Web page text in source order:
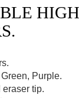
Purple.
tip.